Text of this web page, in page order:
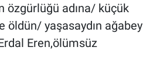
özgürlüğü adına/ küçük
öldün/ yaşasaydın ağabey
Eren,ölümsüz